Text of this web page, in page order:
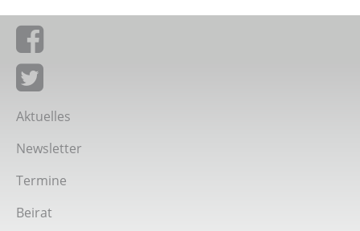
Giordano-Bruno-Stiftung auf Facebook
Giordano-Bruno-Stiftung bei Twitter
Aktuelles
Newsletter
Termine
Beirat